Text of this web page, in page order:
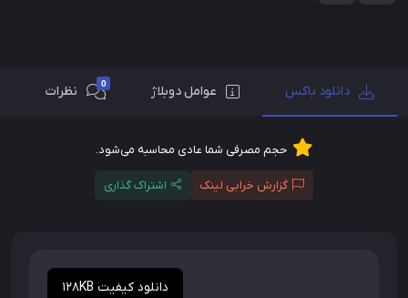
دانلود باکس عوامل دوبلاژ 0 نظرات
حجم مصرفی شما عادی محاسبه می‌شود.
گزارش خرابی لینک اشتراک گذاری
دانلود کیفیت 128KB